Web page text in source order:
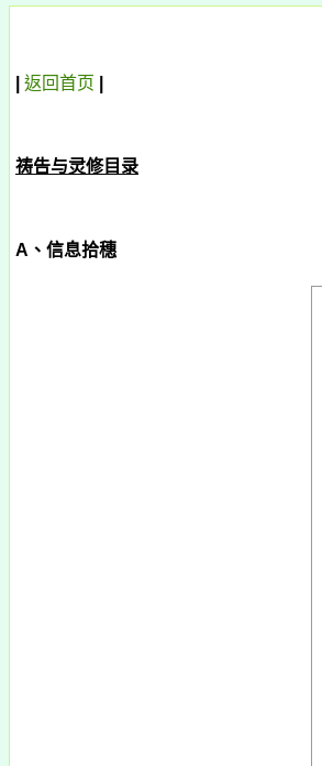
返回首页
祷告与灵修目录
A 、信息拾穗